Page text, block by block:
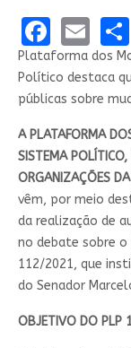
Plataforma dos
Político destaca
públicas sobre
A PLATAFORMA
SISTEMA
ORGANIZAÇÕES
vêm, por meio
da realização de
no debate sobre o
112/2021, que
do Senador
OBJETIVO DO PLP